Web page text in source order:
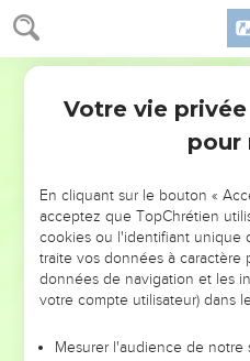
NE MANQUEZ
DE
ET SI LEURS ERREURS
leur foi ou leur vision. Mais on
Votre vie
pour
En cliquant sur le bouton «
acceptez que TopChrétien
cookies ou l'identifiant unique
traite vos données à caractère
données de navigation et les
votre compte utilisateur) dans
Mesurer l'audience de notre